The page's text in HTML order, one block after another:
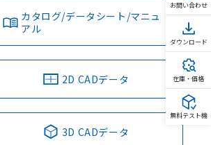
カタログ/データシート/マニュ
アル
2D CADデータ
3D CADデータ
お問い合わせ
ダウンロード
在庫・価格
無料テスト機